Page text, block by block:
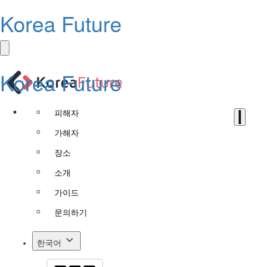
Korea Future
Korea Future
피해자
가해자
장소
소개
가이드
문의하기
한국어